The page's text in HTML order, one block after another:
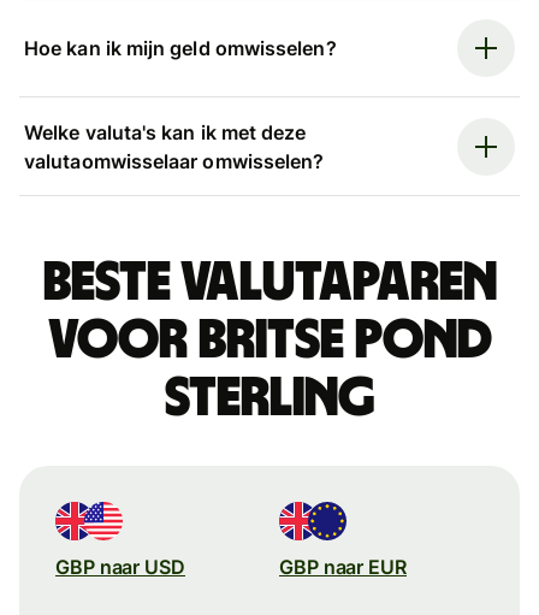
Hoe kan ik mijn geld omwisselen?
Welke valuta's kan ik met deze
valutaomwisselaar omwisselen?
Beste valutaparen
voor Britse pond
sterling
GBP naar USD GBP naar EUR